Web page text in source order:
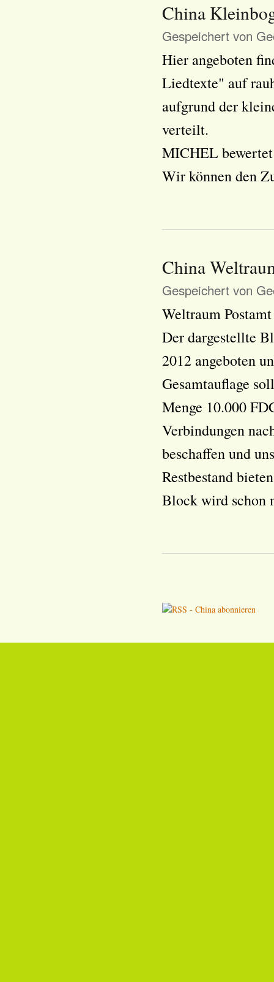
China
Gespeichert von
Hier angeboten
Liedtexte" auf
aufgrund der
verteilt.
MICHEL
Wir können den
China
Gespeichert von
Weltraum
Der dargestellte
2012 angeboten
Gesamtauflage
Menge 10.000
Verbindungen
beschaffen und
Restbestand
Block wird schon